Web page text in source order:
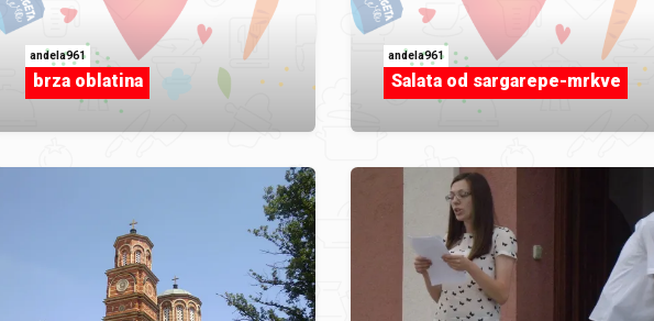
andela961
brza oblatina
andela961
Salata od sargarepe-mrkve